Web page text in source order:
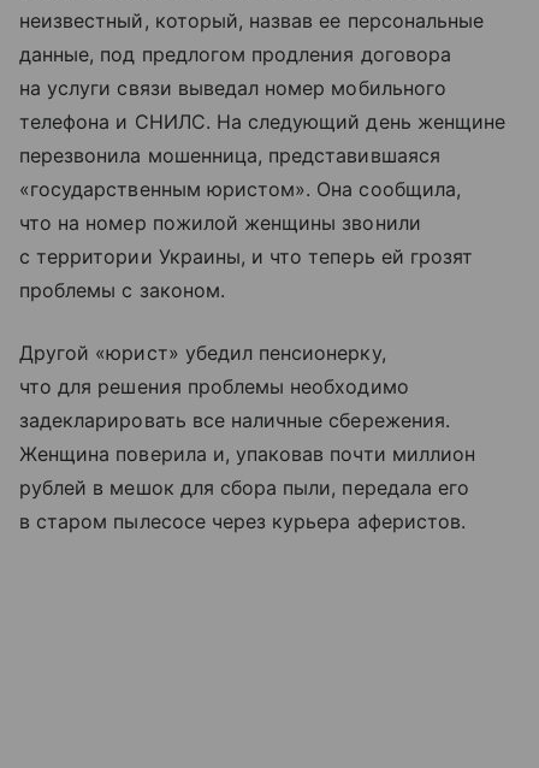
неизвестный, который, назвав ее персональные
данные, под предлогом продления договора
на услуги связи выведал номер мобильного
телефона и СНИЛС. На следующий день женщине
перезвонила мошенница, представившаяся
«государственным юристом». Она сообщила,
что на номер пожилой женщины звонили
с территории Украины, и что теперь ей грозят
проблемы с законом.
Другой «юрист» убедил пенсионерку,
что для решения проблемы необходимо
задекларировать все наличные сбережения.
Женщина поверила и, упаковав почти миллион
рублей в мешок для сбора пыли, передала его
в старом пылесосе через курьера аферистов.